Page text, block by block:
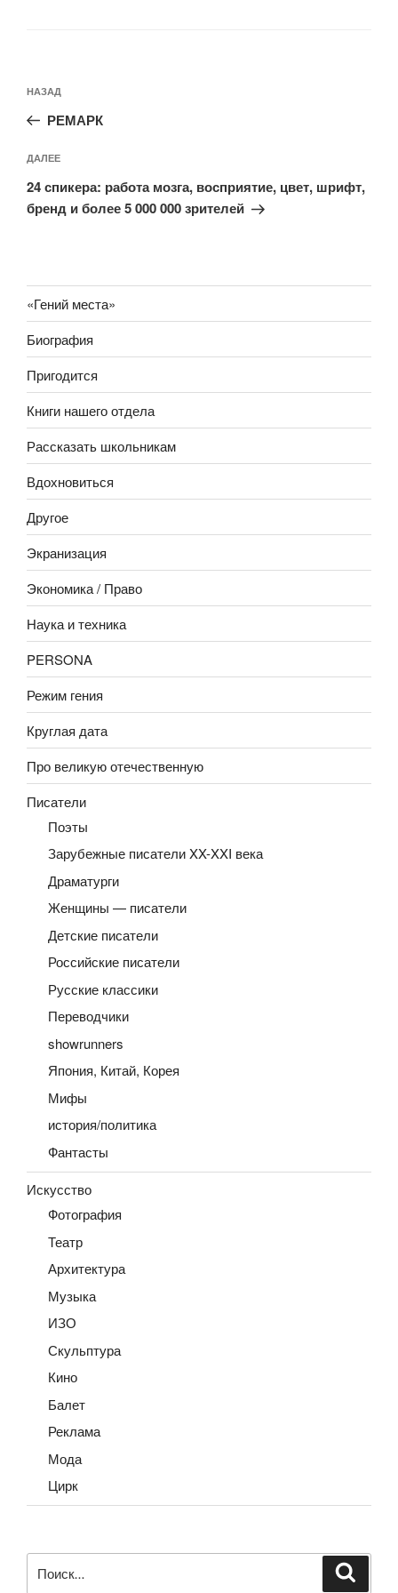
по
записям
Предыдущая
запись:
НАЗАД
РЕМАРК
Следующая
запись
ДАЛЕЕ
24 спикера: работа мозга, восприятие, цвет, шрифт,
бренд и более 5 000 000 зрителей
«Гений места»
Биография
Пригодится
Книги нашего отдела
Рассказать школьникам
Вдохновиться
Другое
Экранизация
Экономика / Право
Наука и техника
PERSONA
Режим гения
Круглая дата
Про великую отечественную
Писатели
Поэты
Зарубежные писатели XX-XXI века
Драматурги
Женщины — писатели
Детские писатели
Российские писатели
Русские классики
Переводчики
showrunners
Япония, Китай, Корея
Мифы
история/политика
Фантасты
Искусство
Фотография
Театр
Архитектура
Музыка
ИЗО
Скульптура
Кино
Балет
Реклама
Мода
Цирк